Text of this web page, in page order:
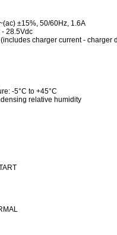
±15%, 50/60Hz, 1.6A
- 28.5Vdc
charger current - charger
-5°C to +45°C
relative humidity